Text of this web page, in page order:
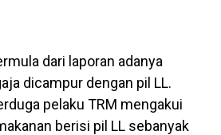
dari laporan adanya
dicampur dengan pil LL.
pelaku TRM mengakui
berisi pil LL sebanyak